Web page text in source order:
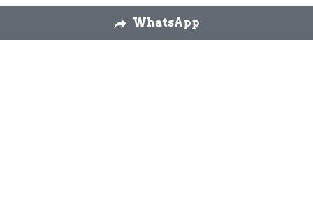
WhatsApp